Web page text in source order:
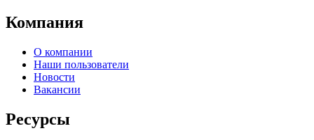
Компания
О компании
Наши пользователи
Новости
Вакансии
Ресурсы